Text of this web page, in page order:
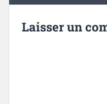
Laisser un